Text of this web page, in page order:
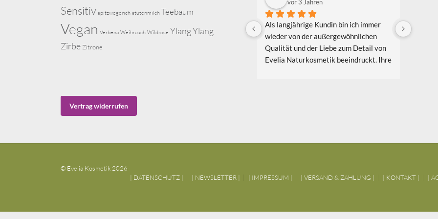
Sensitiv spitzwegerich stutenmilch Teebaum
Vegan Verbena Weihrauch Wildrose Ylang Ylang
Zirbe Zitrone
vor 3 Jahren
Als langjährige Kundin bin ich immer
wieder von der außergewöhnlichen
Qualität und der Liebe zum Detail von
Evelia Naturkosmetik beeindruckt. Ihre
Aloe Vera Splash Bio.
Evelia Naturkosmetikprodukte für
Verpackungen zu minimieren und
in
Preis-
Vertrag widerrufen
© Evelia Kosmetik 2026
| DATENSCHUTZ |
| NEWSLETTER | | IMPRESSUM | | VERSAND & ZAHLUNG | | KONTAKT | |